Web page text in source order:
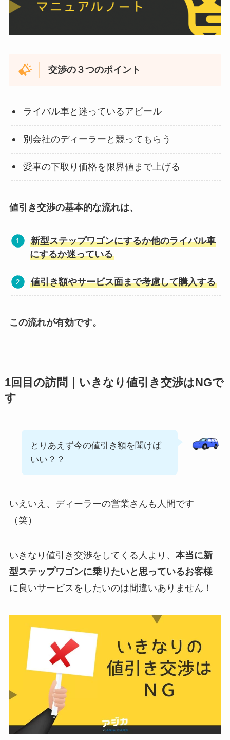
交渉の３つのポイント
ライバル車と迷っているアピール
別会社のディーラーと競ってもらう
愛車の下取り価格を限界値まで上げる
値引き交渉の基本的な流れは、
新型ステップワゴンにするか他のライバル車
にするか迷っている
値引き額やサービス面まで考慮して購入する
この流れが有効です。
1回目の訪問｜いきなり値引き交渉はNGで
す
とりあえず今の値引き額を聞けば
いい？？
いえいえ、ディーラーの営業さんも人間です
（笑）
いきなり値引き交渉をしてくる人より、 本当に新
型ステップワゴンに乗りたいと思っているお客様
に良いサービスをしたいのは間違いありません！